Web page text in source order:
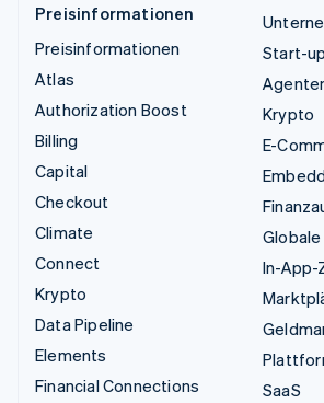
Preisinformationen
Preisinformationen
Atlas
Authorization Boost
Billing
Capital
Checkout
Climate
Connect
Krypto
Data Pipeline
Elements
Financial Connections
Start-
Krypto
E-
In-App-
SaaS